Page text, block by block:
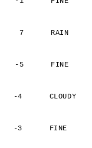
7      RAIN
-5      FINE
-4      CLOUDY
-3      FINE